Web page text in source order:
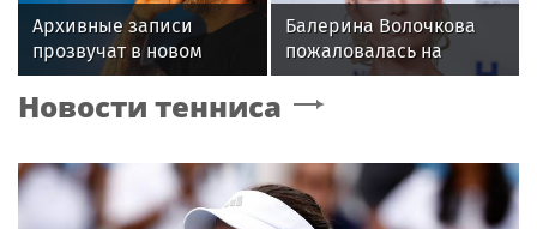
Архивные записи
прозвучат в новом
фильме о Басте
Балерина Волочкова
пожаловалась на
отсутствие
компенсаций за
Новости тенниса